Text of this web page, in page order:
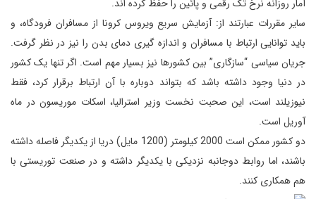
آمار روزانه نرخ تک رقمی و پائین را حفظ کرده اند.
سایر مقررات عبارتند از: آزمایش سریع ویروس کرونا از مسافران فرودگاه، و
باید توانایی ارتباط با مسافران و اندازه گیری دمای بدن را نیز در نظر گرفت.
جریان سیاسی “سازگاری” بین کشورها نیز بسیار مهم است. اگر تنها یک کشور
در دنیا وجود داشته باشد که بتواند دوباره با آن ارتباط برقرار کرد، فقط
نیوزیلند است، این صحبت نخست وزیر استرالیا، اسکات موریسون در ماه
آوریل است.
دو کشور ممکن است 2000 کیلومتر (1200 مایل) دریا از یکدیگر فاصله داشته
باشند، اما روابط دوجانبه نزدیکی با یکدیگر داشته و در صنعت توریستی با
هم همکاری کنند.